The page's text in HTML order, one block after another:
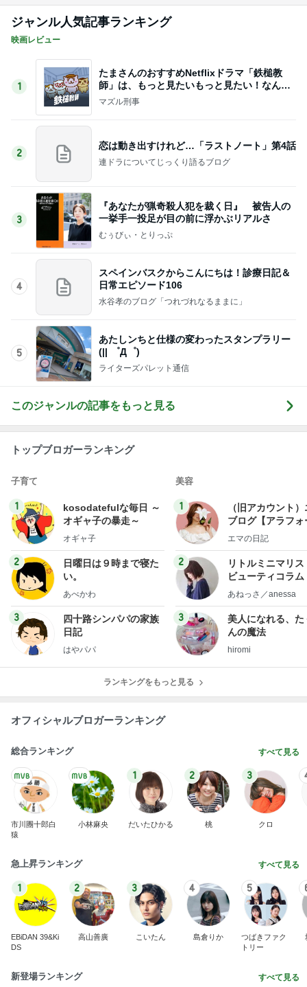
ジャンル人気記事ランキング
映画レビュー
1
たまさんのおすすめNetflixドラマ「鉄槌教
師」は、もっと見たいもっと見たい！なんで1
0話完？
マズル刑事
2
恋は動き出すけれど…「ラストノート」第4話
連ドラについてじっくり語るブログ
3
『あなたが猟奇殺人犯を裁く日』 被告人の
一挙手一投足が目の前に浮かぶリアルさ
むぅびぃ・とりっぷ
4
スペインバスクからこんにちは！診療日記＆
日常エピソード106
水谷孝のブログ「つれづれなるままに」
5
あたしンちと仕様の変わったスタンプラリー
(|| ゜Д゜)
ライターズパレット通信
このジャンルの記事をもっと見る
トップブロガーランキング
子育て
1
kosodatefulな毎日 ～
オギャ子の暴走～
オギャ子
2
日曜日は９時まで寝た
い。
あべかわ
3
四十路シンパパの家族
日記
はやパパ
美容
1
（旧アカウント
ブログ【アラフォ
社売却セカンドラ
エマの日記
2
リトルミニマリス
ビューティコラ
little
あねっさ／anessa
3
美人になれる、た
んの魔法
hiromi
ランキングをもっと見る
オフィシャルブロガーランキング
総合ランキング すべて見る
市川團十郎白
猿
小林麻央
1
だいたひかる
2
桃
3
クロ
急上昇ランキング すべて見る
1
EBiDAN 39&Ki
DS
2
高山善廣
3
こいたん
4
島倉りか
5
つばきファク
トリー
新登場ランキング すべて見る